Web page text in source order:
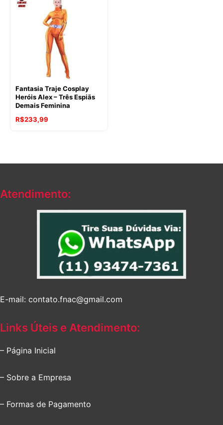
Fantasia Traje Cosplay
Heróis Alex – Três Espiãs
Demais Feminina
R$233,99
Atendimento:
E-mail: contato.fnac@gmail.com
Links Úteis e Atendimento:
– Página Inicial
– Sobre a Empresa
– Formas de Pagamento